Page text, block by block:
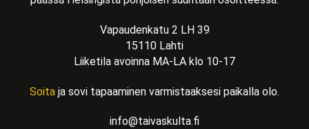
Vapaudenkatu 2 LH 39
15110 Lahti
Liiketila avoinna MA-LA klo 10-17
Soita ja sovi tapaaminen varmistaaksesi paikalla olo.
info@taivaskulta.fi